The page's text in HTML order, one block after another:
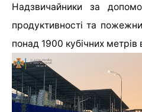
Надзвичайники за
продуктивності та
понад 1900 кубічних метрів